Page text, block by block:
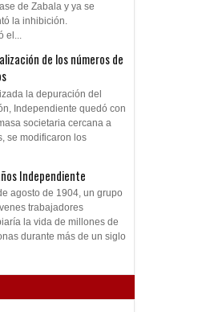
de Zabala y ya se
la inhibición.
el...
de los números de
la depuración del
Independiente quedó con
societaria cercana a
se modificaron los
Independiente
agosto de 1904, un grupo
trabajadores
la vida de millones de
durante más de un siglo